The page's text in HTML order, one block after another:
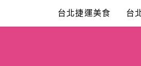
content
台北捷運美食 台